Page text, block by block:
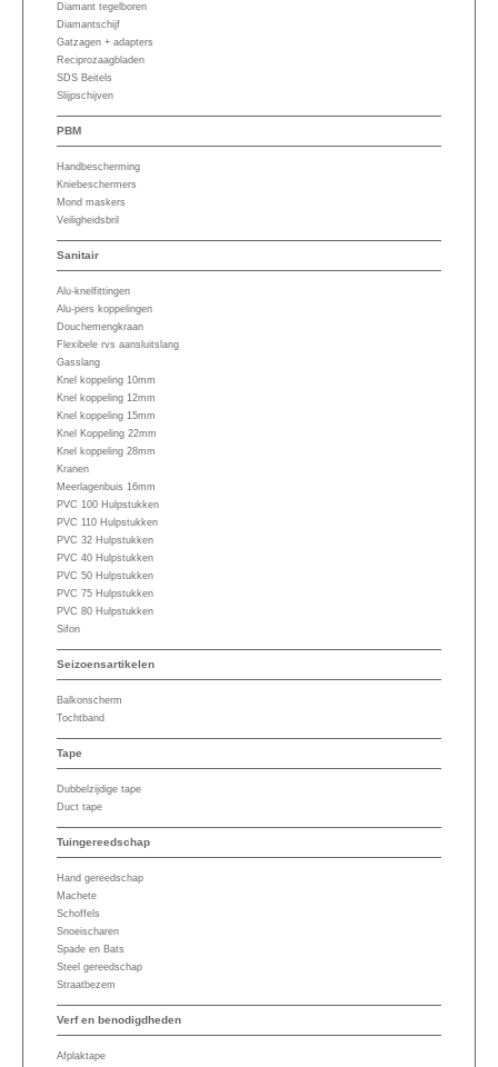
Diamant tegelboren
Diamantschijf
Gatzagen + adapters
Reciprozaagbladen
SDS Beitels
Slijpschijven
PBM
Handbescherming
Kniebeschermers
Mond maskers
Veiligheidsbril
Sanitair
Alu-knelfittingen
Alu-pers koppelingen
Douchemengkraan
Flexibele rvs aansluitslang
Gasslang
Knel koppeling 10mm
Knel koppeling 12mm
Knel koppeling 15mm
Knel Koppeling 22mm
Knel koppeling 28mm
Kranen
Meerlagenbuis 16mm
PVC 100 Hulpstukken
PVC 110 Hulpstukken
PVC 32 Hulpstukken
PVC 40 Hulpstukken
PVC 50 Hulpstukken
PVC 75 Hulpstukken
PVC 80 Hulpstukken
Sifon
Seizoensartikelen
Balkonscherm
Tochtband
Tape
Dubbelzijdige tape
Duct tape
Tuingereedschap
Hand gereedschap
Machete
Schoffels
Snoeischaren
Spade en Bats
Steel gereedschap
Straatbezem
Verf en benodigdheden
Afplaktape